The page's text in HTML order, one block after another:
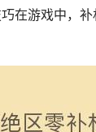
在游戏中，